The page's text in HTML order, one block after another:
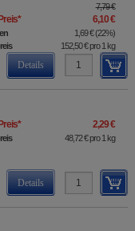
7,79 €
* 6,10 €
1,69 € (22%)
152,50 €pro 1 kg
Details
* 2,29 €
48,72 €pro 1 kg
Details